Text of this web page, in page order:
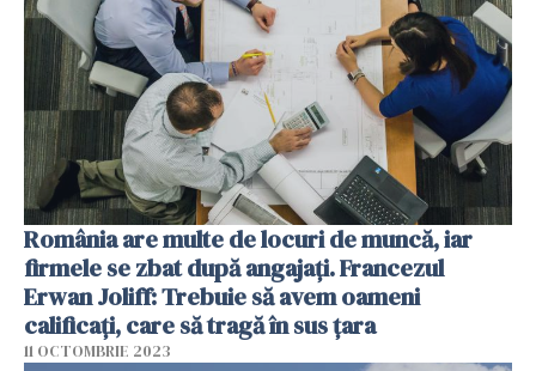
România are multe de locuri de muncă, iar
firmele se zbat după angajați. Francezul
Erwan Joliff: Trebuie să avem oameni
calificați, care să tragă în sus țara
11 OCTOMBRIE 2023